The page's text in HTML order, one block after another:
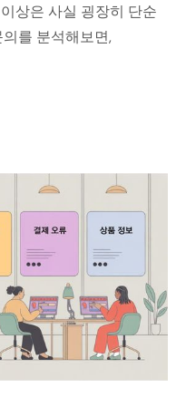
상은 사실 굉장히 단순
를 분석해보면,